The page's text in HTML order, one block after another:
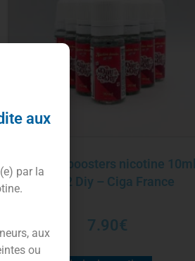
Pack 10 boosters nicotine 10ml
Day 2 Diy – Ciga France
7.90€
aux
par la
aux
ou